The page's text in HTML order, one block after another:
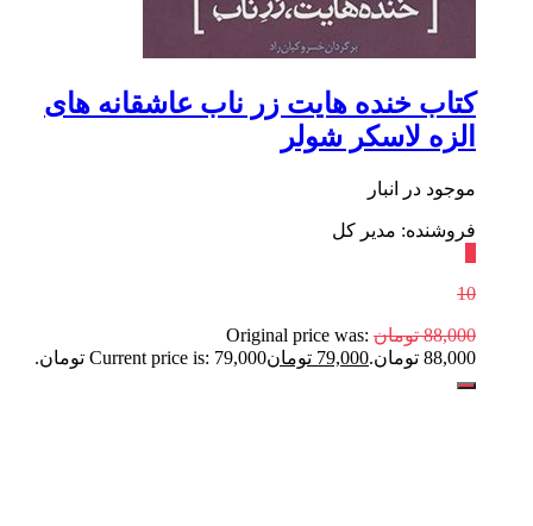
کتاب خنده هایت زر ناب عاشقانه های
الزه لاسکر شولر
موجود در انبار
فروشنده: مدیر کل
10
88,000 تومان Original price was:
88,000 تومان.
79,000 تومانCurrent price is: 79,000 تومان.